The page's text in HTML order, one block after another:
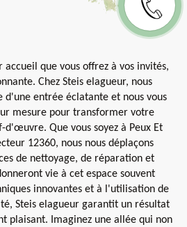
que vous offrez à vos invités,
Chez Steis elagueur, nous
entrée éclatante et nous vous
mesure pour transformer votre
Que vous soyez à Peux Et
12360, nous nous déplaçons
de nettoyage, de réparation et
vie à cet espace souvent
innovantes et à l'utilisation de
Steis elagueur garantit un résultat
plaisant. Imaginez une allée qui non